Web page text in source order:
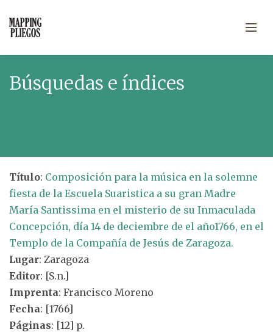
Búsquedas e índices
Título: Composición para la música en la solemne
fiesta de la Escuela Suaristica a su gran Madre
María Santissima en el misterio de su Inmaculada
Concepción, día 14 de deciembre de el año1766, en el
Templo de la Compañía de Jesús de Zaragoza.
Lugar: Zaragoza
Editor: [S.n.]
Imprenta: Francisco Moreno
Fecha: [1766]
Páginas: [12] p.